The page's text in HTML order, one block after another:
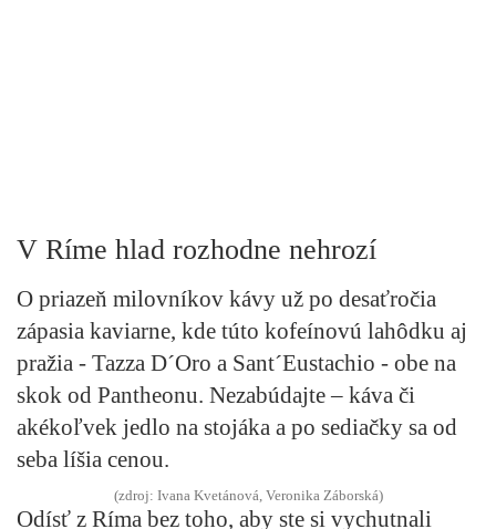
V Ríme hlad rozhodne nehrozí
O priazeň milovníkov kávy už po desaťročia
zápasia kaviarne, kde túto kofeínovú lahôdku aj
pražia - Tazza D´Oro a Sant´Eustachio - obe na
skok od Pantheonu. Nezabúdajte – káva či
akékoľvek jedlo na stojáka a po sediačky sa od
seba líšia cenou.
(zdroj: Ivana Kvetánová, Veronika Záborská)
Odísť z Ríma bez toho, aby ste si vychutnali